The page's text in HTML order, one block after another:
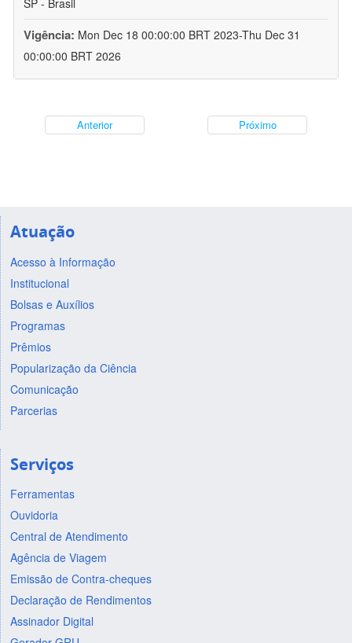
SP - Brasil
Vigência: Mon Dec 18 00:00:00 BRT 2023-Thu Dec 31
00:00:00 BRT 2026
Anterior Próximo
Atuação
Acesso à Informação
Institucional
Bolsas e Auxílios
Programas
Prêmios
Popularização da Ciência
Comunicação
Parcerias
Serviços
Ferramentas
Ouvidoria
Central de Atendimento
Agência de Viagem
Emissão de Contra-cheques
Declaração de Rendimentos
Assinador Digital